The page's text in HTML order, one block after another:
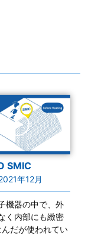
SMIC
年12月
機器の中で、外
く内部にも緻密
だが使われてい